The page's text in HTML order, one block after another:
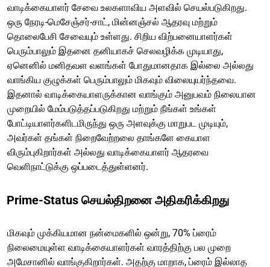
வாடிக்கையாளர் சேவை உலகளாவிய அளவில் செயல்படுகிறது.
ஒரு நேரடி-மெசேஞ்சர்-சாட், மின்னஞ்சல் ஆதரவு மற்றும்
தொலைபேசி சேவையும் உள்ளது. சிறிய விற்பனையாளர்கள்
பெரும்பாலும் இதனை தனியாகச் செலவழிக்க முடியாது,
ஏனெனில் மனிதவள வளங்கள் போதுமானதாக இல்லை அல்லது
வாங்கிய குழுக்கள் பெரும்பாலும் மிகவும் விலையுயர்ந்தவை.
இதனால் வாடிக்கையாளருக்கான வாங்கும் அனுபவம் நிலையான
முறையில் மேம்படுத்தப்படுகிறது மற்றும் நீங்கள் உங்கள்
போட்டியாளர்களிடமிருந்து ஒரு அளவுக்கு மாறுபட முடியும்,
அவர்கள் தங்கள் நிறைவேற்றலை தாங்களே கையாள
விரும்புகிறார்கள் அல்லது வாடிக்கையாளர் ஆதரவை
வெளிநாட்டுக்கு ஒப்படைத்துள்ளனர்.
Prime-Status செயல்திறனை அதிகரிக்கிறது
மிகவும் முக்கியமான நன்மைகளில் ஒன்று, 70% ப்ரைம்
நிலைமையுள்ள வாடிக்கையாளர்கள் வாரத்திற்கு பல முறை
அமேசானில் வாங்குகிறார்கள். அதற்கு மாறாக, ப்ரைம் இல்லாத